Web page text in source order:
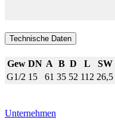
Technische Daten
Gew DN A B D L
SW
G1/2 15 61 35 52 112 26,5
Unternehmen